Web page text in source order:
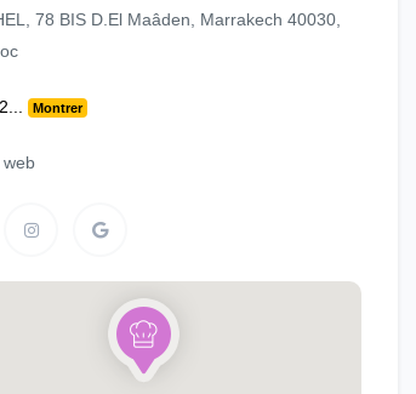
78 BIS D.El Maâden, Marrakech 40030,
Montrer
web